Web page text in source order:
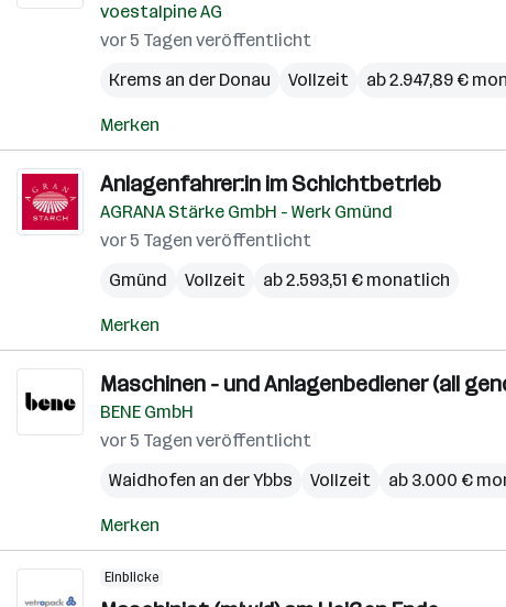
voestalpine AG
vor 5 Tagen veröffentlicht
Krems an der Donau
Vollzeit ab 2.947,89 €
Merken
Anlagenfahrer:in im Schichtbetrieb
AGRANA Stärke GmbH - Werk Gmünd
vor 5 Tagen veröffentlicht
Gmünd
Vollzeit ab 2.593,51 € monatlich
Merken
Maschinen - und Anlagenbediener (all
BENE GmbH
vor 5 Tagen veröffentlicht
Waidhofen an der Ybbs
Vollzeit ab 3.000 €
Merken
Einblicke